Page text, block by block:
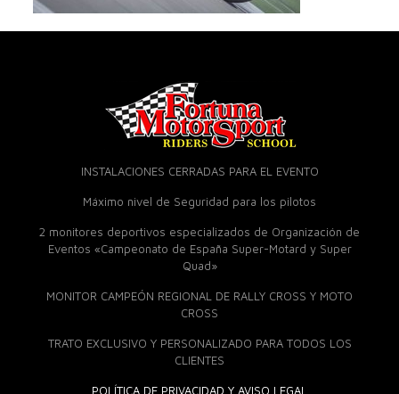
INSTALACIONES CERRADAS PARA EL EVENTO
Máximo nivel de Seguridad para los pilotos
2 monitores deportivos especializados de Organización de
Eventos «Campeonato de España Super-Motard y Super
Quad»
MONITOR CAMPEÓN REGIONAL DE RALLY CROSS Y MOTO
CROSS
TRATO EXCLUSIVO Y PERSONALIZADO PARA TODOS LOS
CLIENTES
POLÍTICA DE PRIVACIDAD Y AVISO LEGAL